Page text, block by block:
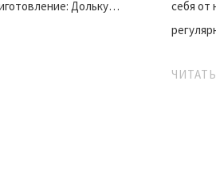
Дольку…
себя от